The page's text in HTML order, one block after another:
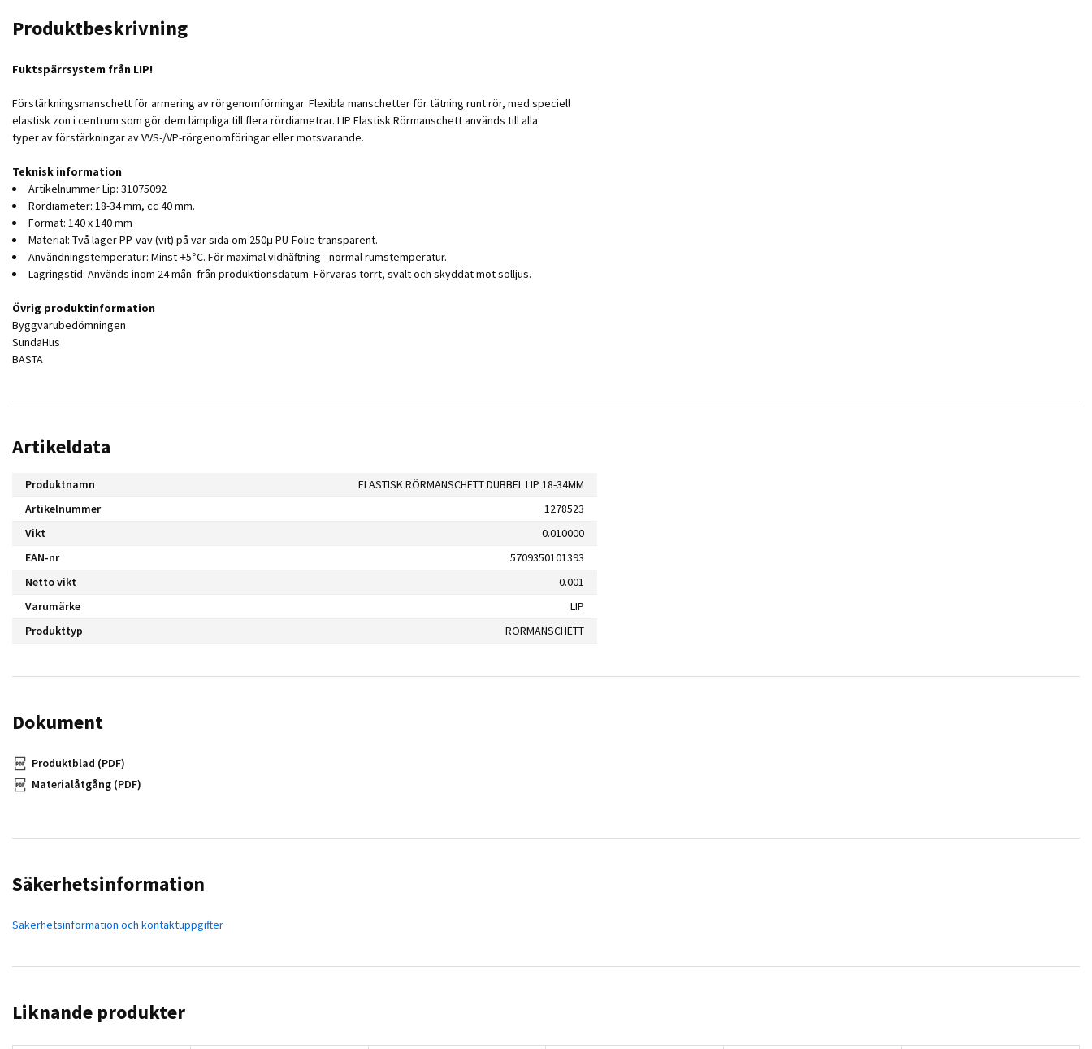
Produktbeskrivning
Fuktspärrsystem från LIP!
Förstärkningsmanschett för armering av rörgenomförningar. Flexibla manschetter för tätning runt rör, med speciell
elastisk zon i centrum som gör dem lämpliga till flera rördiametrar. LIP Elastisk Rörmanschett används till alla
typer av förstärkningar av VVS-/VP-rörgenomföringar eller motsvarande.
Teknisk information
Artikelnummer Lip: 31075092
Rördiameter: 18-34 mm, cc 40 mm.
Format: 140 x 140 mm
Material: Två lager PP-väv (vit) på var sida om 250μ PU-Folie transparent.
Användningstemperatur: Minst +5°C. För maximal vidhäftning - normal rumstemperatur.
Lagringstid: Används inom 24 mån. från produktionsdatum. Förvaras torrt, svalt och skyddat mot solljus.
Övrig produktinformation
Byggvarubedömningen
SundaHus
BASTA
Artikeldata
Produktnamn
ELASTISK RÖRMANSCHETT DUBBEL LIP 18-34MM
Artikelnummer
1278523
Vikt
0.010000
EAN-nr
5709350101393
Netto vikt
0.001
Varumärke
LIP
Produkttyp
RÖRMANSCHETT
Dokument
Produktblad (PDF)
Materialåtgång (PDF)
Säkerhetsinformation
Säkerhetsinformation och kontaktuppgifter
Liknande produkter